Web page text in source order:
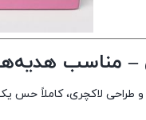
– مناسب